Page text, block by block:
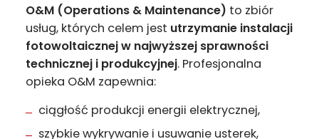
O&M (Operations & Maintenance) to zbiór
usług, których celem jest utrzymanie instalacji
fotowoltaicznej w najwyższej sprawności
technicznej i produkcyjnej. Profesjonalna
opieka O&M zapewnia:
ciągłość produkcji energii elektrycznej,
szybkie wykrywanie i usuwanie usterek,